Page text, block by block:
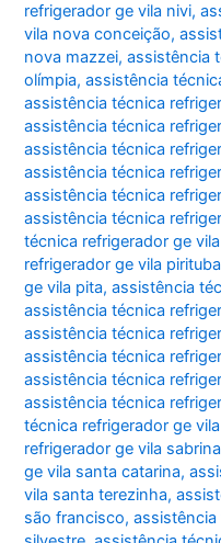
refrigerador ge vila nivi,
vila nova conceição,
nova mazzei,assistência
olímpia,assistência
assistência técnica
assistência técnica
assistência técnica
assistência técnica
assistência técnica
assistência técnica
técnica refrigerador ge
refrigerador ge vila pirituba
ge vila pita,assistência
assistência técnica
assistência técnica
assistência técnica
assistência técnica
assistência técnica
técnica refrigerador ge
refrigerador ge vila sabrina
ge vila santa catarina,
vila santa terezinha,
são francisco,assistência